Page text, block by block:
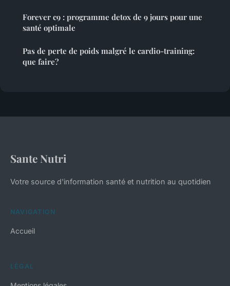
Forever c9 : programme detox de 9 jours pour une
santé optimale
Pas de perte de poids malgré le cardio-training:
que faire?
Sante Nutri
Votre source d'information santé et nutrition au quotidien
NAVIGATION
Accueil
LÉGAL